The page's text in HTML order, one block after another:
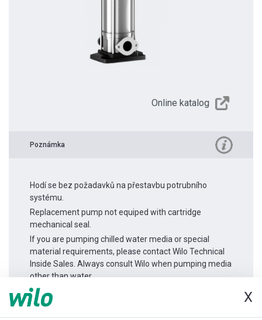
X
Online katalog
Poznámka
Hodí se bez požadavků na přestavbu potrubního
systému.
Replacement pump not equiped with cartridge
mechanical seal.
If you are pumping chilled water media or special
material requirements, please contact Wilo Technical
Inside Sales. Always consult Wilo when pumping media
other than water.